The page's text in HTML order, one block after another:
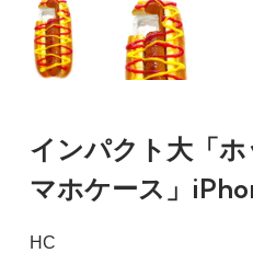
インパクト大「
マホケース」
HC